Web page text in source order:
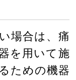
場合は、痛
を用いて施
ための機器